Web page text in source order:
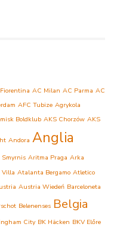
AC Milan AC Parma AC
AFC Tubize Agrykola
Boldklub AKS Chorzów AKS
Andora Anglia
Smyrnis Aritma Praga Arka
Villa Atalanta Bergamo Atletico
Austria Wiedeń Barceloneta
Belenenses Belgia
City BK Häcken BKV Előre